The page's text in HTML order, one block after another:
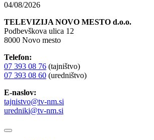
04/08/2026
TELEVIZIJA NOVO MESTO d.o.o.
Podbevškova ulica 12
8000 Novo mesto
Telefon:
07 393 08 76 (tajništvo)
07 393 08 60 (uredništvo)
E-naslov:
tajnistvo@tv-nm.si
uredniki@tv-nm.si